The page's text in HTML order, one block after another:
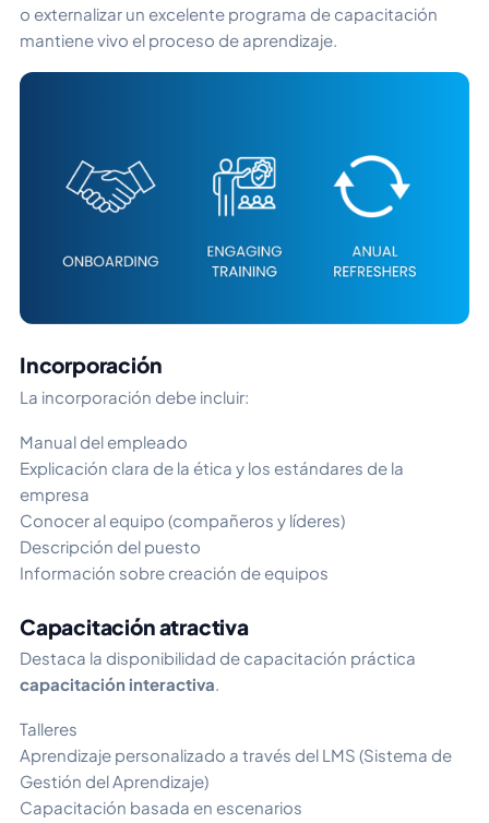
o externalizar un excelente programa de capacitación
mantiene vivo el proceso de aprendizaje.
Incorporación
La incorporación debe incluir:
Manual del empleado
Explicación clara de la ética y los estándares de la
empresa
Conocer al equipo (compañeros y líderes)
Descripción del puesto
Información sobre creación de equipos
Capacitación atractiva
Destaca la disponibilidad de capacitación práctica
capacitación interactiva.
Talleres
Aprendizaje personalizado a través del LMS (Sistema de
Gestión del Aprendizaje)
Capacitación basada en escenarios